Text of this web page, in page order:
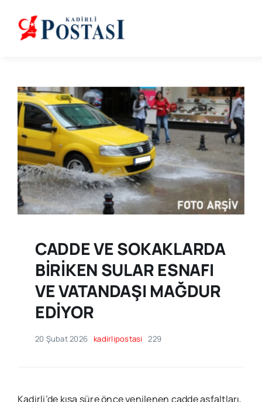
content
CADDE VE SOKAKLARDA
BİRİKEN SULAR ESNAFI
VE VATANDAŞI MAĞDUR
EDİYOR
20 Şubat 2026 kadirlipostasi 229
Kadirli’de kısa süre önce yenilenen cadde asfaltları,